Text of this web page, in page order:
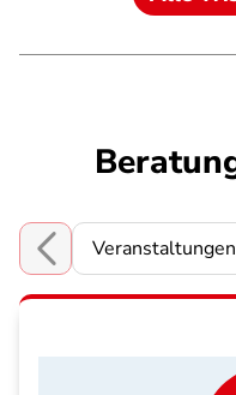
Choose a section